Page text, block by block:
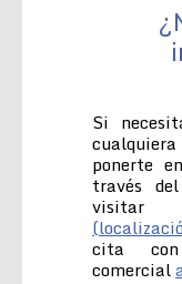
Si
cualquiera
ponerte
través
visitar
cita con
comercial